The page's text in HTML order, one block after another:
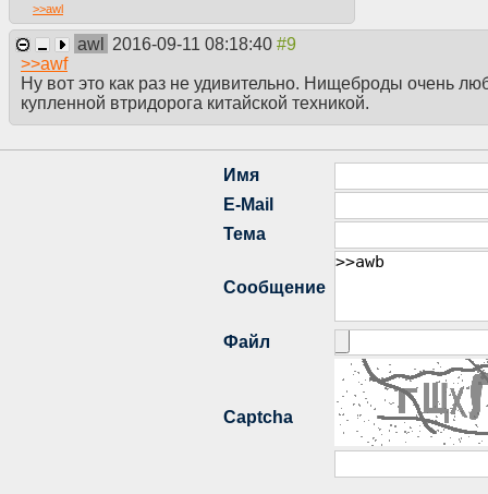
>>awl
awl
2016-09-11 08:18:40
>>awf
Ну вот это как раз не удивительно. Нищеброды очень
купленной втридорога китайской техникой.